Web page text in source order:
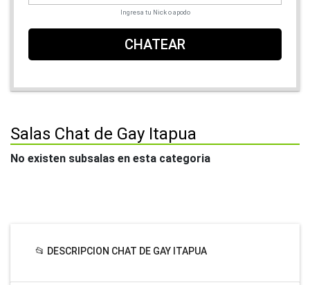
Ingresa tu Nick o apodo
CHATEAR
Salas Chat de Gay Itapua
No existen subsalas en esta categoria
📂 DESCRIPCION CHAT DE GAY ITAPUA